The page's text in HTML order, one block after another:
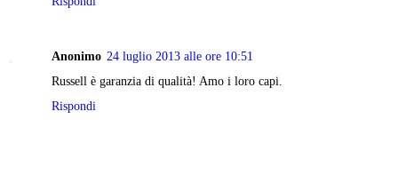
Anonimo 24 luglio 2013 alle ore 10:51
Russell è garanzia di qualità! Amo i loro capi.
Rispondi